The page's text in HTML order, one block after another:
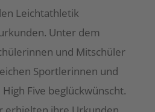
Leichtathletik
Unter dem
und Mitschüler
Sportlerinnen und
Five beglückwünscht.